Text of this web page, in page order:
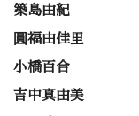
築島由紀
圓福由佳里
小橋百合
吉中真由美